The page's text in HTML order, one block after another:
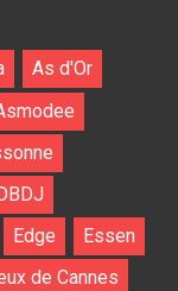
As d'Or
Edge
Essen
de Cannes